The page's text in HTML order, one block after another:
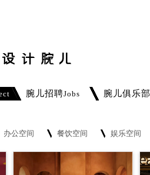
腕儿招聘Jobs 腕儿俱乐部
办公空间 餐饮空间 娱乐空间